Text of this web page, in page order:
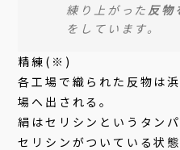
練り上がった 反物
をしています。
精練(※)
各工場で織られた反物は
場へ出される。
絹はセリシンというタン
セリシンがついている状